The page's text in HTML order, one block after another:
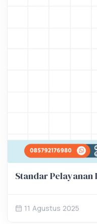
Standar Pelayanan
11 Agustus 2025